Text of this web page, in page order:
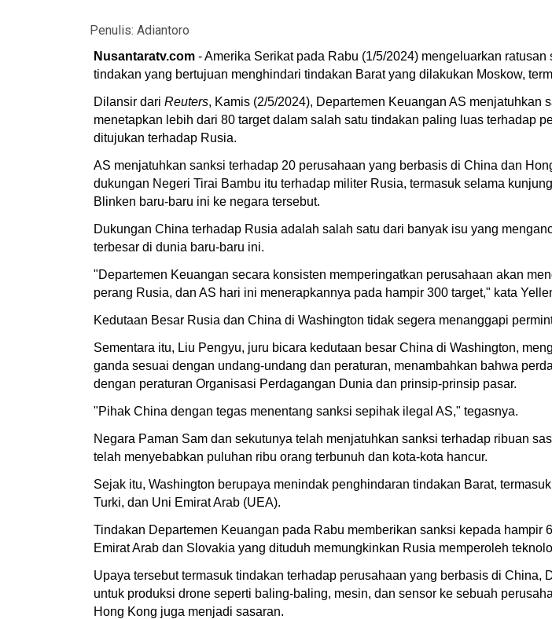
Penulis: Adiantoro
Nusantaratv.com - Amerika Serikat pada Rabu (1/5/2024) mengeluarkan
tindakan yang bertujuan menghindari tindakan Barat yang dilakukan Moskow,
Dilansir dari Reuters, Kamis (2/5/2024), Departemen Keuangan AS
menetapkan lebih dari 80 target dalam salah satu tindakan paling luas terhadap
ditujukan terhadap Rusia.
AS menjatuhkan sanksi terhadap 20 perusahaan yang berbasis di China dan
dukungan Negeri Tirai Bambu itu terhadap militer Rusia, termasuk selama
Blinken baru-baru ini ke negara tersebut.
Dukungan China terhadap Rusia adalah salah satu dari banyak isu yang
terbesar di dunia baru-baru ini.
"Departemen Keuangan secara konsisten memperingatkan perusahaan akan
perang Rusia, dan AS hari ini menerapkannya pada hampir 300 target," kata
Kedutaan Besar Rusia dan China di Washington tidak segera menanggapi
Sementara itu, Liu Pengyu, juru bicara kedutaan besar China di Washington,
ganda sesuai dengan undang-undang dan peraturan, menambahkan bahwa
dengan peraturan Organisasi Perdagangan Dunia dan prinsip-prinsip pasar.
"Pihak China dengan tegas menentang sanksi sepihak ilegal AS," tegasnya.
Negara Paman Sam dan sekutunya telah menjatuhkan sanksi terhadap ribuan
telah menyebabkan puluhan ribu orang terbunuh dan kota-kota hancur.
Sejak itu, Washington berupaya menindak penghindaran tindakan Barat,
Turki, dan Uni Emirat Arab (UEA).
Tindakan Departemen Keuangan pada Rabu memberikan sanksi kepada
Emirat Arab dan Slovakia yang dituduh memungkinkan Rusia memperoleh
Upaya tersebut termasuk tindakan terhadap perusahaan yang berbasis di
untuk produksi drone seperti baling-baling, mesin, dan sensor ke sebuah
Hong Kong juga menjadi sasaran.